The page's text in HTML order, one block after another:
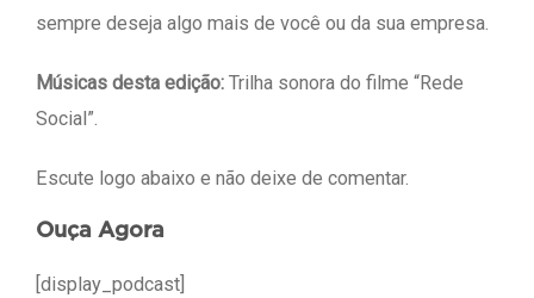
sempre deseja algo mais de você ou da sua empresa.
Músicas desta edição: Trilha sonora do filme “Rede
Social”.
Escute logo abaixo e não deixe de comentar.
Ouça Agora
[display_podcast]